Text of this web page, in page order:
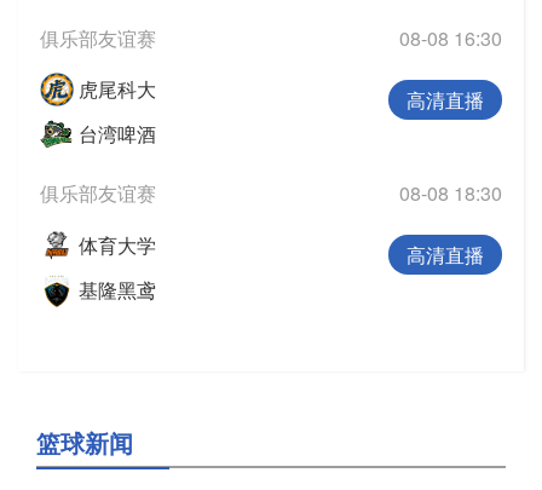
俱乐部友谊赛
08-08 16:30
虎尾科大
台湾啤酒
高清直播
俱乐部友谊赛
08-08 18:30
体育大学
基隆黑鸢
高清直播
篮球新闻